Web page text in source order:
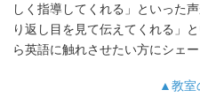
しく指導してくれる」といった
り返し目を見て伝えてくれる」
ら英語に触れさせたい方にシェ
▲教室